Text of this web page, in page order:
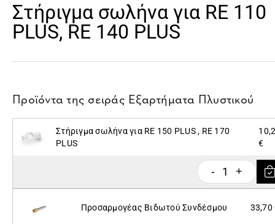
Στήριγμα σωλήνα για RE 110
PLUS, RE 140 PLUS
Προϊόντα της σειράς Εξαρτήματα Πλυστικού
Στήριγμα σωλήνα για RE 150 PLUS , RE 170
PLUS
€
- 1 +
Προσαρμογέας Βιδωτού Συνδέσμου 33,70